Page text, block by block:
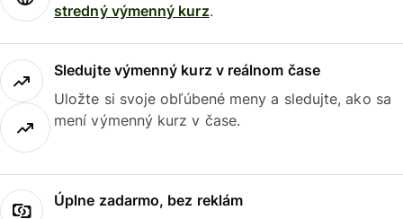
stredný výmenný kurz.
Sledujte výmenný kurz v reálnom čase
Uložte si svoje obľúbené meny a sledujte, ako sa
mení výmenný kurz v čase.
Úplne zadarmo, bez reklám